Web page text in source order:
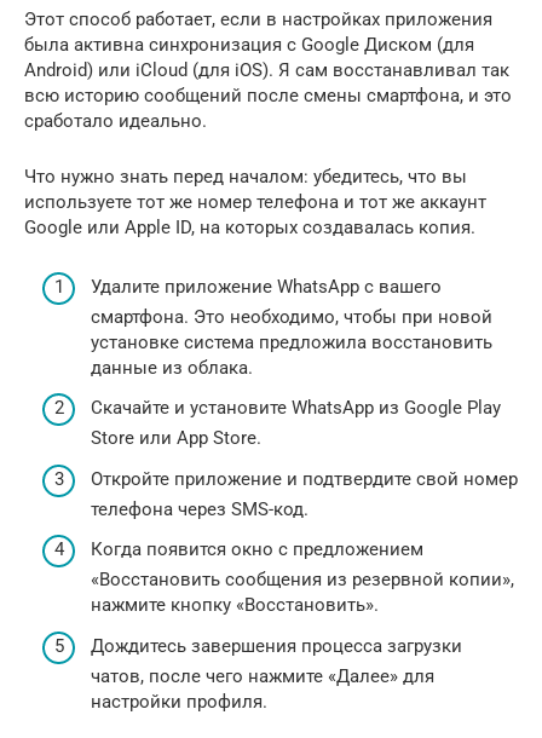
Этот способ работает, если в настройках приложения
была активна синхронизация с Google Диском (для
Android) или iCloud (для iOS). Я сам восстанавливал так
всю историю сообщений после смены смартфона, и это
сработало идеально.
Что нужно знать перед началом: убедитесь, что вы
используете тот же номер телефона и тот же аккаунт
Google или Apple ID, на которых создавалась копия.
Удалите приложение WhatsApp с вашего
смартфона. Это необходимо, чтобы при новой
установке система предложила восстановить
данные из облака.
Скачайте и установите WhatsApp из Google Play
Store или App Store.
Откройте приложение и подтвердите свой номер
телефона через SMS-код.
Когда появится окно с предложением
«Восстановить сообщения из резервной копии»,
нажмите кнопку «Восстановить».
Дождитесь завершения процесса загрузки
чатов, после чего нажмите «Далее» для
настройки профиля.